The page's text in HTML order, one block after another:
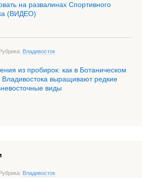
на развалинах Спортивного
(ВИДЕО)
Владивосток
из пробирок: как в Ботаническом
Владивостока выращивают редкие
виды
Владивосток